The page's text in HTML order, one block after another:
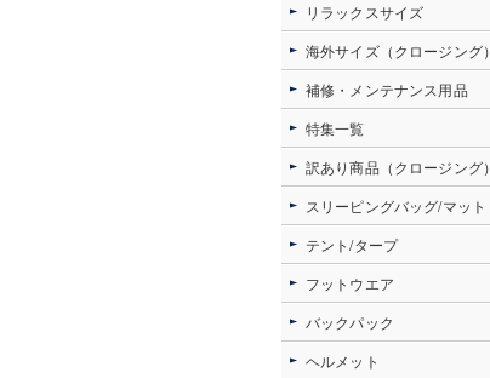
リラックスサイズ
海外サイズ（クロージング）
補修・メンテナンス用品
特集一覧
訳あり商品（クロージング）
スリーピングバッグ/マット
テント/タープ
フットウエア
バックパック
ヘルメット